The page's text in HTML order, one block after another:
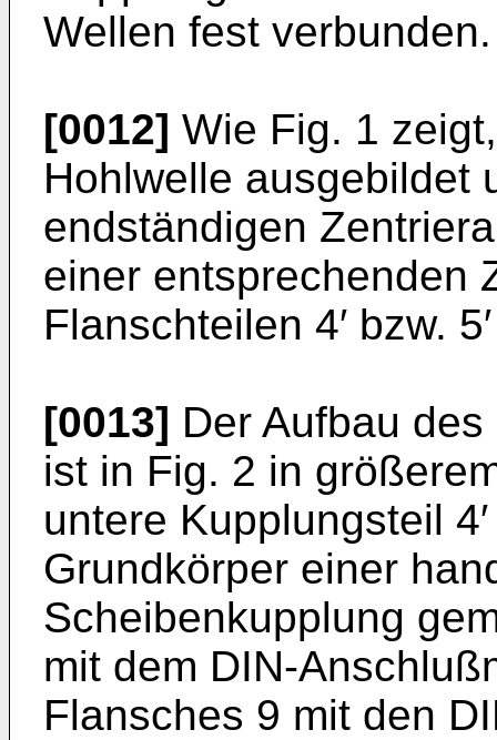
Wellen fest verbunden.
[0012] Wie Fig. 1
Hohlwelle ausgebildet
endständigen
einer entsprechenden
Flanschteilen 4′ bzw.
[0013] Der Aufbau
ist in Fig. 2 in
untere Kupplungsteil
Grundkörper einer
Scheibenkupplung
mit dem DIN-
Flansches 9 mit den